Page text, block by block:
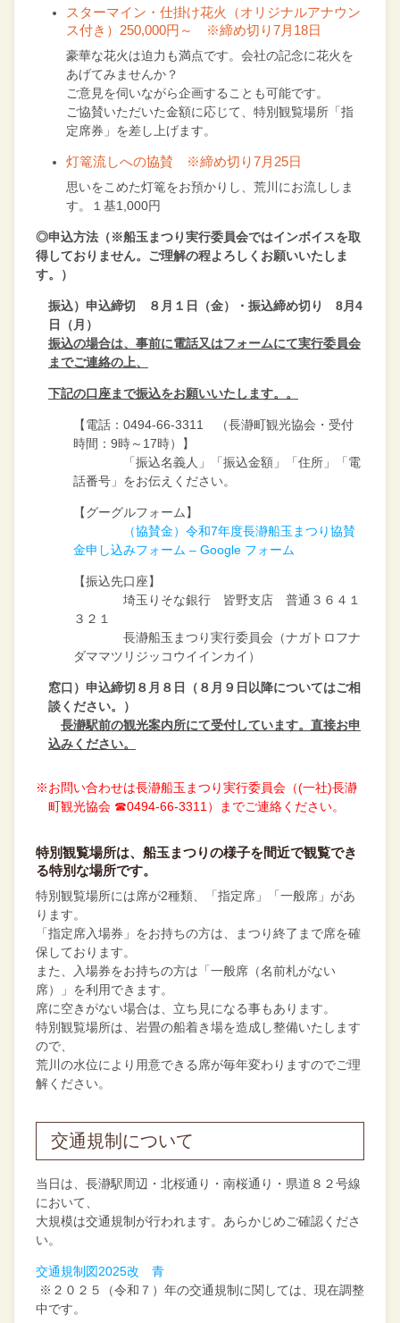
スターマイン・仕掛け花火（オリジナルアナウン
ス付き）250,000円～
※締め切り7月18日
豪華な花火は迫力も満点です。会社の記念に花火を
あげてみませんか？
ご意見を伺いながら企画することも可能です。
ご協賛いただいた金額に応じて、特別観覧場所「指
定席券」を差し上げます。
灯篭流しへの協賛 ※締め切り7月25日
思いをこめた灯篭をお預かりし、荒川にお流ししま
す。１基1,000円
◎申込方法（※船玉まつり実行委員会ではインボイスを取
得しておりません。ご理解の程よろしくお願いいたしま
す。）
振込）申込締切 ８月１日（金）・振込締め切り 8月4
日（月）
振込の場合は、事前に電話又はフォームにて実行委員会
までご連絡の上、
下記の口座まで振込をお願いいたします。。
【電話：0494-66-3311 （長瀞町観光協会・受付
時間：9時～17時）】
「振込名義人」「振込金額」「住所」「電
話番号」をお伝えください。
【グーグルフォーム】
（協賛金）令和7年度長瀞船玉まつり協賛
金申し込みフォーム – Google フォーム
【振込先口座】
埼玉りそな銀行 皆野支店 普通３６４１
３２１
長瀞船玉まつり実行委員会（ナガトロフナ
ダママツリジッコウイインカイ）
窓口）申込締切８月８日（８月９日以降についてはご相
談ください。）
長瀞駅前の観光案内所にて受付しています。直接お申
込みください。
※お問い合わせは長瀞船玉まつり実行委員会（(一社)長瀞
町観光協会 ☎0494-66-3311）までご連絡ください。
特別観覧場所は、船玉まつりの様子を間近で観覧でき
る特別な場所です。
特別観覧場所には席が2種類、「指定席」「一般席」があ
ります。
「指定席入場券」をお持ちの方は、まつり終了まで席を確
保しております。
また、入場券をお持ちの方は「一般席（名前札がない
席）」を利用できます。
席に空きがない場合は、立ち見になる事もあります。
特別観覧場所は、岩畳の船着き場を造成し整備いたします
ので、
荒川の水位により用意できる席が毎年変わりますのでご理
解ください。
交通規制について
当日は、長瀞駅周辺・北桜通り・南桜通り・県道８２号線
において、
大規模は交通規制が行われます。あらかじめご確認くださ
い。
交通規制図2025改 青
※２０２５（令和７）年の交通規制に関しては、現在調整
中です。